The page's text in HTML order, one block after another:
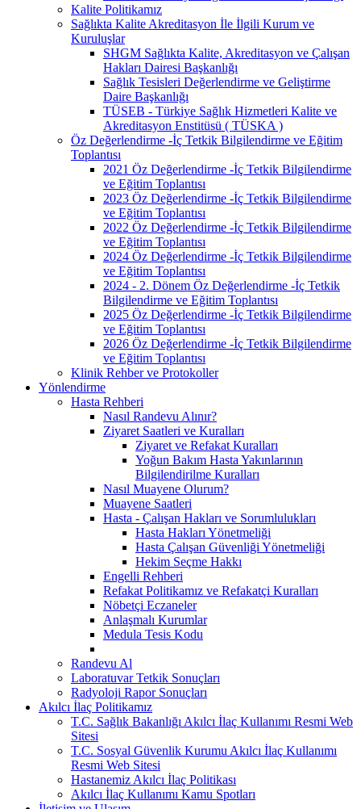
Kalite Politikamız
Sağlıkta Kalite Akreditasyon İle İlgili Kurum ve
Kuruluşlar
SHGM Sağlıkta Kalite, Akreditasyon ve Çalışan
Hakları Dairesi Başkanlığı
Sağlık Tesisleri Değerlendirme ve Geliştirme
Daire Başkanlığı
TÜSEB - Türkiye Sağlık Hizmetleri Kalite ve
Akreditasyon Enstitüsü ( TÜSKA )
Öz Değerlendirme -İç Tetkik Bilgilendirme ve Eğitim
Toplantısı
2021 Öz Değerlendirme -İç Tetkik Bilgilendirme
ve Eğitim Toplantısı
2023 Öz Değerlendirme -İç Tetkik Bilgilendirme
ve Eğitim Toplantısı
2022 Öz Değerlendirme -İç Tetkik Bilgilendirme
ve Eğitim Toplantısı
2024 Öz Değerlendirme -İç Tetkik Bilgilendirme
ve Eğitim Toplantısı
2024 - 2. Dönem Öz Değerlendirme -İç Tetkik
Bilgilendirme ve Eğitim Toplantısı
2025 Öz Değerlendirme -İç Tetkik Bilgilendirme
ve Eğitim Toplantısı
2026 Öz Değerlendirme -İç Tetkik Bilgilendirme
ve Eğitim Toplantısı
Klinik Rehber ve Protokoller
Yönlendirme
Hasta Rehberi
Nasıl Randevu Alınır?
Ziyaret Saatleri ve Kuralları
Ziyaret ve Refakat Kuralları
Yoğun Bakım Hasta Yakınlarının
Bilgilendirilme Kuralları
Nasıl Muayene Olurum?
Muayene Saatleri
Hasta - Çalışan Hakları ve Sorumlulukları
Hasta Hakları Yönetmeliği
Hasta Çalışan Güvenliği Yönetmeliği
Hekim Seçme Hakkı
Engelli Rehberi
Refakat Politikamız ve Refakatçi Kuralları
Nöbetçi Eczaneler
Anlaşmalı Kurumlar
Medula Tesis Kodu
Randevu Al
Laboratuvar Tetkik Sonuçları
Radyoloji Rapor Sonuçları
Akılcı İlaç Politikamız
T.C. Sağlık Bakanlığı Akılcı İlaç Kullanımı Resmi Web
Sitesi
T.C. Sosyal Güvenlik Kurumu Akılcı İlaç Kullanımı
Resmi Web Sitesi
Hastanemiz Akılcı İlaç Politikası
Akılcı İlaç Kullanımı Kamu Spotları